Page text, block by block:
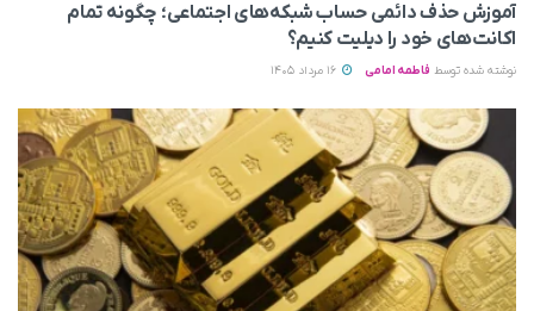
آموزش حذف دائمی حساب شبکه‌های اجتماعی؛ چگونه تمام
اکانت‌های خود را دیلیت کنیم؟
نوشته شده توسط فاطمه امامی